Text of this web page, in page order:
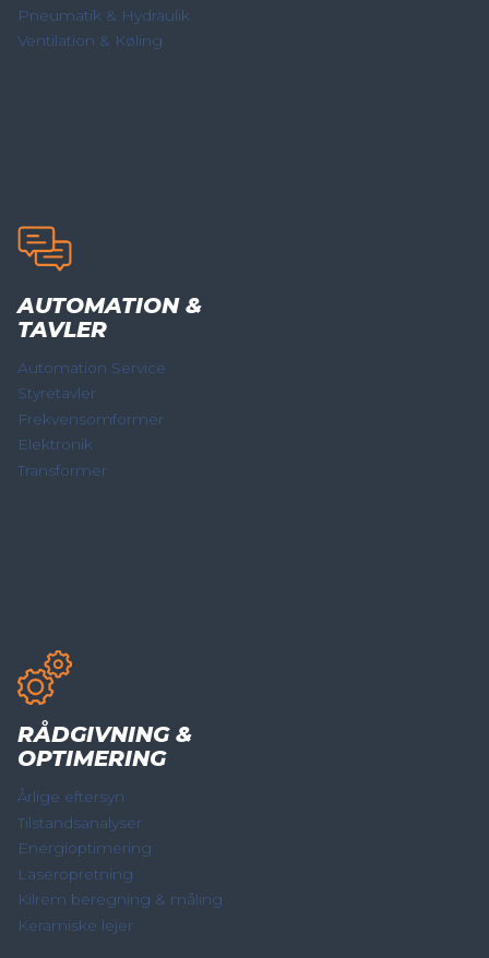
Pneumatik & Hydraulik
Ventilation & Køling
AUTOMATION &
TAVLER
Automation Service
Styretavler
Frekvensomformer
Elektronik
Transformer
RÅDGIVNING &
OPTIMERING
Årlige eftersyn
Tilstandsanalyser
Energioptimering
Laseropretning
Kilrem beregning & måling
Keramiske lejer